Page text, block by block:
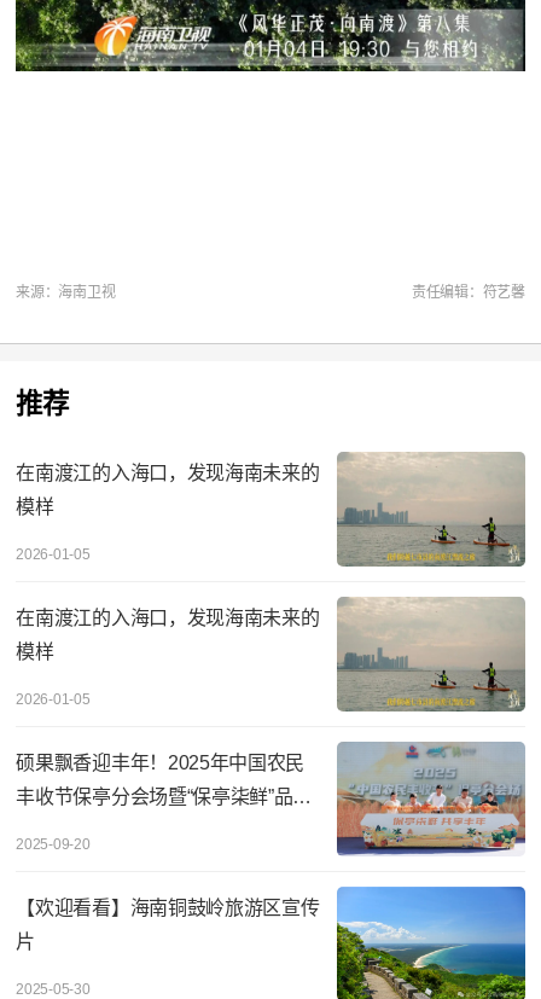
来源：海南卫视 责任编辑：符艺馨
推荐
在南渡江的入海口，发现海南未来的
模样
2026-01-05
在南渡江的入海口，发现海南未来的
模样
2026-01-05
硕果飘香迎丰年！2025年中国农民
丰收节保亭分会场暨“保亭柒鲜”品牌
2025-09-20
【欢迎看看】海南铜鼓岭旅游区宣传
片
2025-05-30